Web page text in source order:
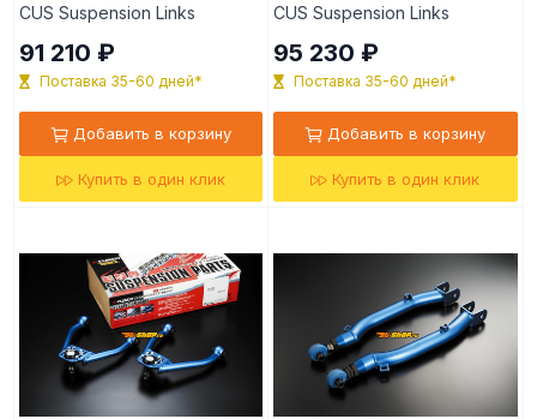
CUS Suspension Links
91 210 ₽
Поставка 35-60 дней*
Добавить в корзину
Купить в один клик
CUS Suspension Links
95 230 ₽
Поставка 35-60 дней*
Добавить в корзину
Купить в один клик